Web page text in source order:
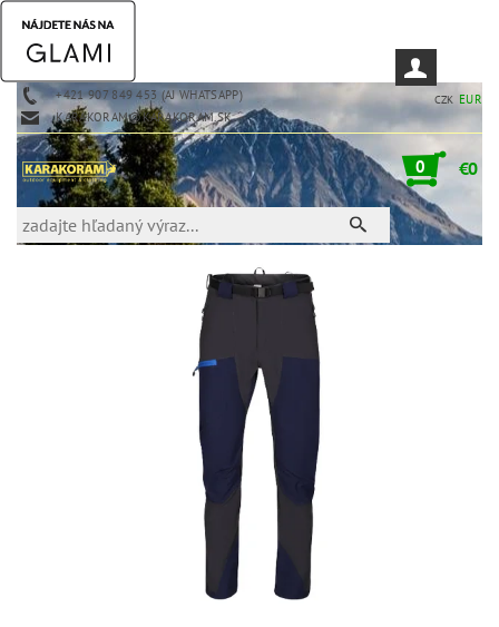
+421 907 849 453 (AJ WHATSAPP)
KARAKORAM@KARAKORAM.SK
CZK EUR
0 €0